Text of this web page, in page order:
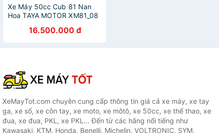
Xe Máy 50cc Cub 81 Nan
Hoa TAYA MOTOR XM81_08
16.500.000 đ
XeMayTot.com chuyên cung cấp thông tin giá cả xe máy, xe tay
ga, xe số, xe côn tay, xe moto, xe môtô, xe 50cc, xe thể thao, xe
đua, xe đua, PKL, xe PKL... Đến từ các hãng nổi tiếng như
Kawasaki, KTM, Honda, Benelli, Michelin, VOLTRONIC, SYM,